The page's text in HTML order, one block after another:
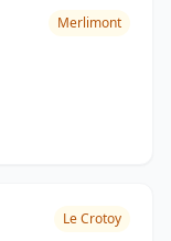
Merlimont
Le Crotoy